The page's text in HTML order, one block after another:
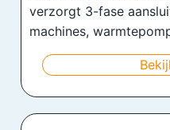
verzorgt 3-fase
machines,